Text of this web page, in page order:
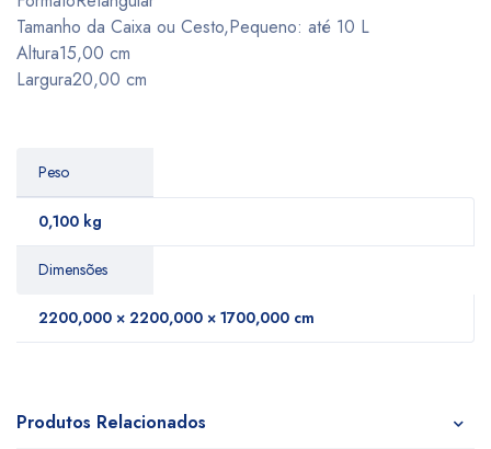
Tamanho da Caixa ou Cesto,Pequeno: até 10 L
Altura15,00 cm
Largura20,00 cm
Peso
0,100 kg
Dimensões
2200,000 × 2200,000 × 1700,000 cm
Produtos Relacionados